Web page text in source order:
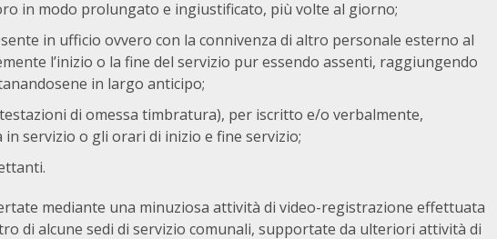
in modo prolungato e ingiustificato, più volte al giorno;
in ufficio ovvero con la connivenza di altro personale esterno al
l’inizio o la fine del servizio pur essendo assenti, raggiungendo
in largo anticipo;
di omessa timbratura), per iscritto e/o verbalmente,
servizio o gli orari di inizio e fine servizio;
mediante una minuziosa attività di video-registrazione effettuata
di alcune sedi di servizio comunali, supportate da ulteriori attività di